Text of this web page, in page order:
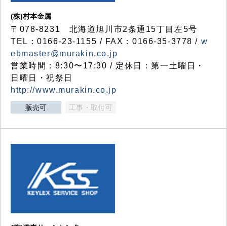
(株)村本金属
〒078-8231 北海道旭川市2条通15丁目左5号
TEL：0166-23-1155 / FAX：0166-35-3778 / w
ebmaster@murakin.co.jp
営業時間：8:30〜17:30 / 定休日：第一土曜日・
日曜日・祝祭日
http://www.murakin.co.jp
販売可 工事・取付可